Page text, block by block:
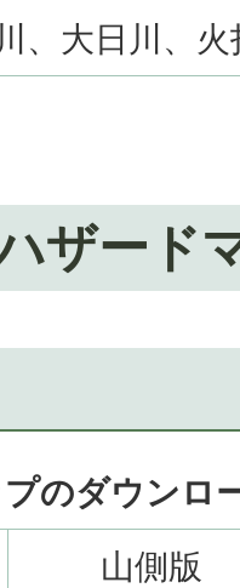
川、大日川、
ザード
のダウンロ
山側版